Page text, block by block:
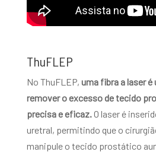
ThuFLEP
No ThuFLEP, uma fibra a laser
remover o excesso de tecido
precisa e eficaz.O laser é
uretral, permitindo que o
manipule o tecido prostático